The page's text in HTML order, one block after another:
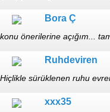
Bora Ç
konu önerilerine açığım...
Ruhdeviren
Hiçlikle sürüklenen ruhu
çağlarken, akmak istediği
xxx35